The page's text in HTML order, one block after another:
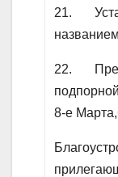
21.
22.
8-е